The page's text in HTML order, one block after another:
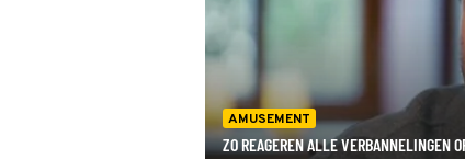
AMUSEMENT
ZO REAGEREN ALLE VERBANNELINGEN